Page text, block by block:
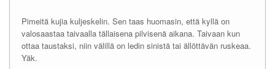
Pimeitä kujia kuljeskelin. Sen taas huomasin, että kyllä on
valosaastaa taivaalla tällaisena pilvisenä aikana. Taivaan kun
ottaa taustaksi, niin välillä on ledin sinistä tai ällöttävän ruskeaa.
Yäk.